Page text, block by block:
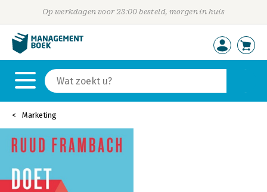
Op werkdagen voor 23:00 besteld, morgen in huis
Marketing